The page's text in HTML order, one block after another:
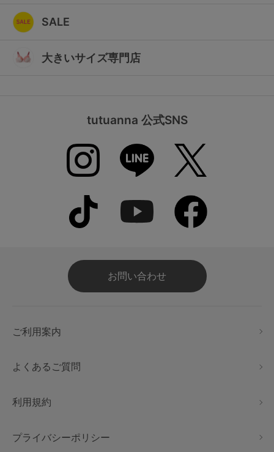
SALE
大きいサイズ専門店
tutuanna 公式SNS
お問い合わせ
ご利用案内
よくあるご質問
利用規約
プライバシーポリシー